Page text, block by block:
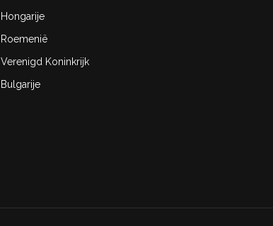
Hongarije
Roemenië
Verenigd Koninkrijk
Bulgarije